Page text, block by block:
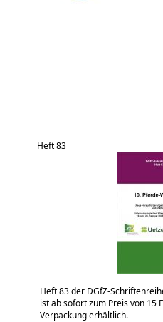
Heft 83
Heft 83 der DGfZ-
ist ab sofort zum Preis von 15
Verpackung erhältlich.